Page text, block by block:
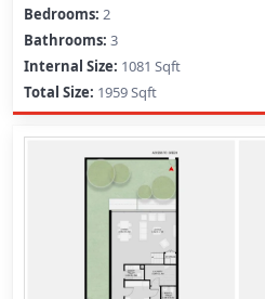
2
3
1081 Sqft
1959 Sqft